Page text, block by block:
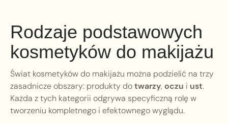
Rodzaje podstawowych
kosmetyków do makijażu
Świat kosmetyków do makijażu można podzielić na trzy
zasadnicze obszary: produkty dotwarzy, oczu i ust.
Każda z tych kategorii odgrywa specyficzną rolę w
tworzeniu kompletnego i efektownego wyglądu.